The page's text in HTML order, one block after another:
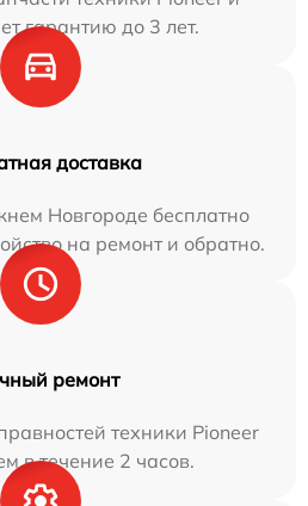
гарантию до 3 лет.
доставка
Новгороде бесплатно
на ремонт и обратно.
ремонт
техники Pioneer
в течение 2 часов.